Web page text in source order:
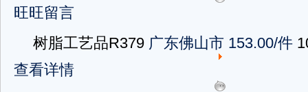
旺旺留言
树脂工艺品R379 广东佛山市 153.00/件
查看详情